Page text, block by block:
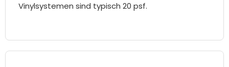
Vinylsystemen sind typisch 20 psf.